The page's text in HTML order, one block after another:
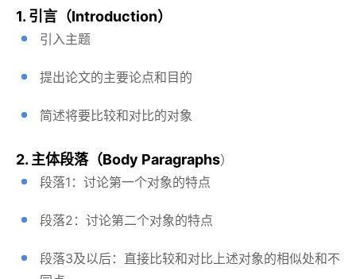
1. 引言（Introduction）
引入主题
提出论文的主要论点和目的
简述将要比较和对比的对象
2. 主体段落（Body Paragraphs）
段落1：讨论第一个对象的特点
段落2：讨论第二个对象的特点
段落3及以后：直接比较和对比上述对象的相似处和不